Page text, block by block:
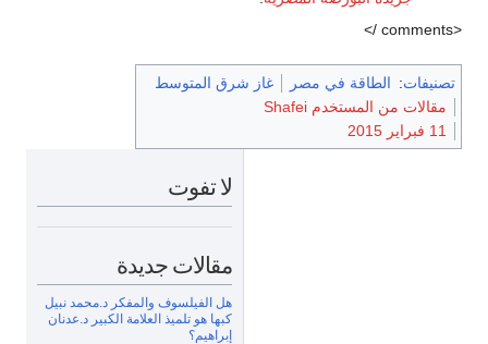
تصنيفات: الطاقة في مصر
غاز شرق المتوسط
مقالات من المستخدم Shafei
لا تفوت
مقالات جديدة
هل الفيلسوف والمفكر د.محمد نبيل
كبها هو تلميذ العلامة الكبير د.عدنان
إبراهيم؟